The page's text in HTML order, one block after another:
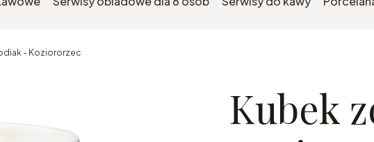
- Koziororzec
Kubek